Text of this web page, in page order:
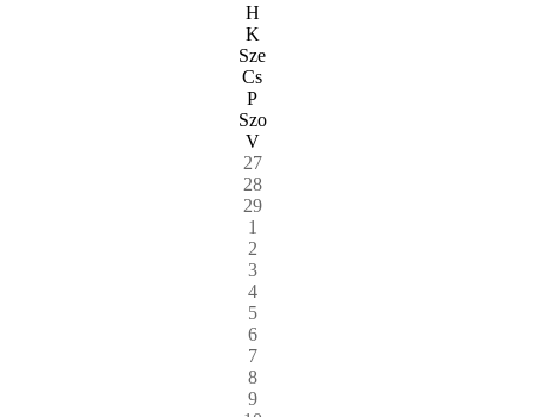
H
K
Sze
Cs
P
Szo
V
27
28
29
1
2
3
4
5
6
7
8
9